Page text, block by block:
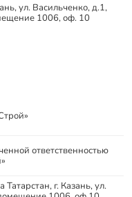
ул. Васильченко, д.1,
1006, оф. 10
ответственностью
г. Казань, ул.